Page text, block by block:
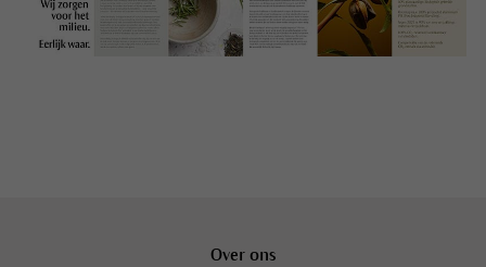
Over ons